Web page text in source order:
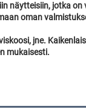
näytteisiin, jotka
oman
jne.
mukaisesti.